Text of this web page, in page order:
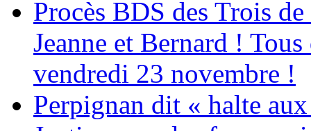
Procès BDS des Trois
Jeanne et Bernard !
vendredi 23 novembre !
Perpignan dit « halte